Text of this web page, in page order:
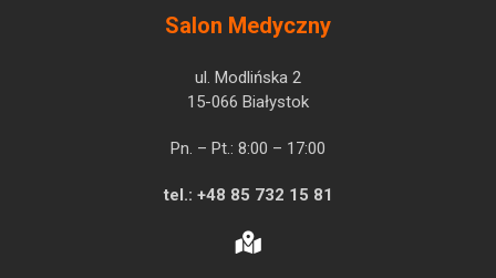
Salon Medyczny
ul. Modlińska 2
15-066 Białystok
Pn. – Pt.: 8:00 – 17:00
tel.: +48 85 732 15 81